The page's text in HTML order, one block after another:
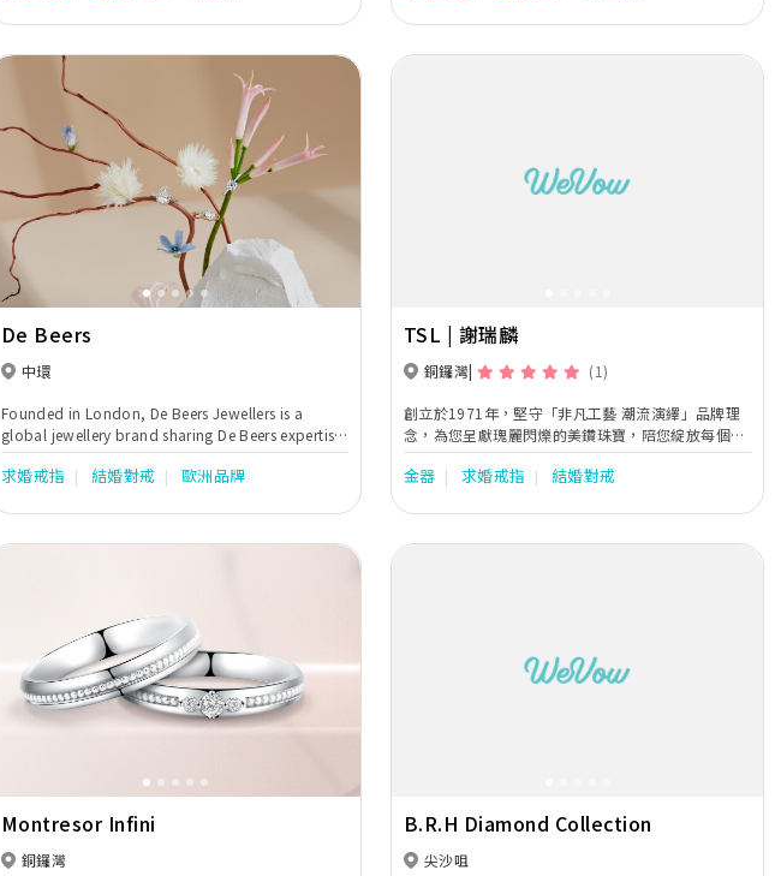
識更多。以互動的形式真正了解顧客需要及找到最合
適的產品。優質品質遠低於零售品牌價錢。
Previous Next
De Beers
中環
Founded in London, De Beers Jewellers is a
global jewellery brand sharing De Beers expertise
as the Home of Diamonds to guide individuals
on their personal journey of discovery, helping
求婚戒指 結婚對戒 歐洲品牌
TSL | 謝瑞麟
銅鑼灣 (1)
創立於1971年，堅守「非凡工藝 潮流演繹」品牌理
念，為您呈獻瑰麗閃爍的美鑽珠寶，陪您綻放每個動
人時刻。
金器 求婚戒指 結婚對戒
Previous
Montresor Infini
銅鑼灣
B.R.H Diamond Collection
尖沙咀